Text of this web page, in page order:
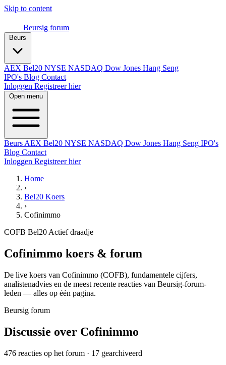
Skip to content
Beursig forum
AEX Bel20 NYSE NASDAQ Dow Jones Hang Seng
IPO's Blog Contact
Inloggen Registreer hier
Open menu
Beurs AEX Bel20 NYSE NASDAQ Dow Jones Hang Seng IPO's
Blog Contact
Inloggen Registreer hier
Home
›
Bel20 Koers
›
Cofinimmo
COFB Bel20 Actief draadje
Cofinimmo koers & forum
De live koers van Cofinimmo (COFB), fundamentele cijfers,
analisten­advies en de meest recente reacties van Beursig-forum-
leden — alles op één pagina.
Beursig forum
Discussie over Cofinimmo
476 reacties op het forum · 17 gearchiveerd